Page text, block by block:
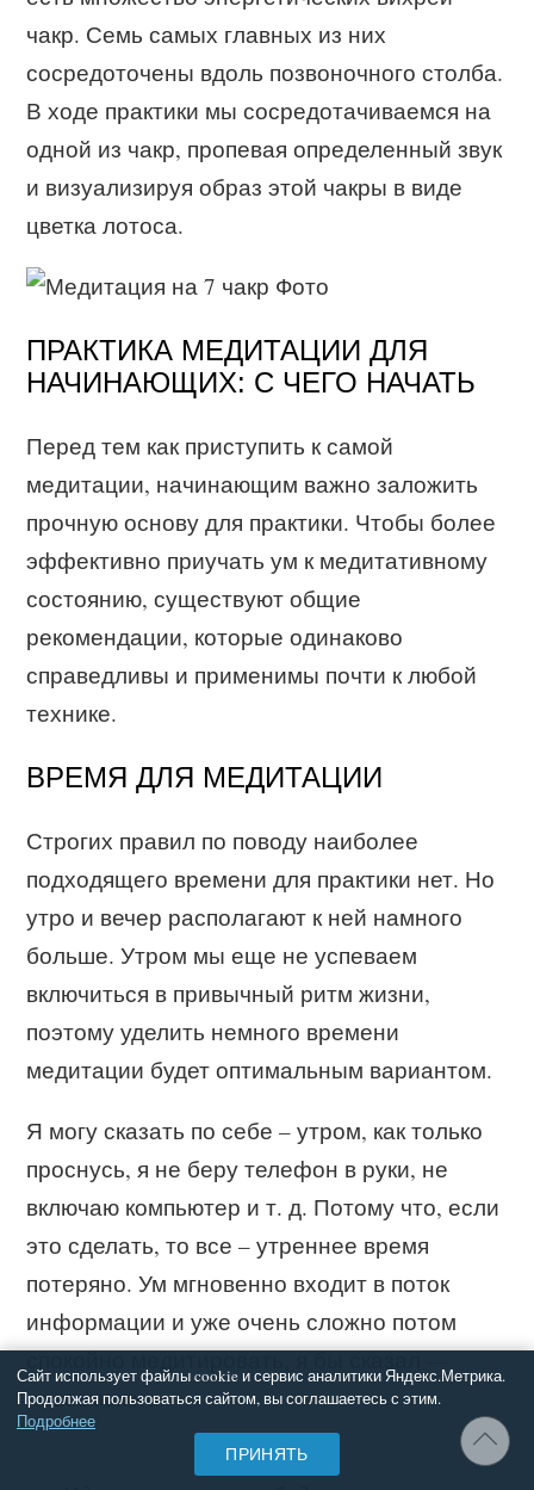
чакр. Семь самых главных из них
сосредоточены вдоль позвоночного столба.
В ходе практики мы сосредотачиваемся на
одной из чакр, пропевая определенный звук
и визуализируя образ этой чакры в виде
цветка лотоса.
ПРАКТИКА МЕДИТАЦИИ ДЛЯ
НАЧИНАЮЩИХ: С ЧЕГО НАЧАТЬ
Перед тем как приступить к самой
медитации, начинающим важно заложить
прочную основу для практики. Чтобы более
эффективно приучать ум к медитативному
состоянию, существуют общие
рекомендации, которые одинаково
справедливы и применимы почти к любой
технике.
ВРЕМЯ ДЛЯ МЕДИТАЦИИ
Строгих правил по поводу наиболее
подходящего времени для практики нет. Но
утро и вечер располагают к ней намного
больше. Утром мы еще не успеваем
включиться в привычный ритм жизни,
поэтому уделить немного времени
медитации будет оптимальным вариантом.
Я могу сказать по себе – утром, как только
проснусь, я не беру телефон в руки, не
включаю компьютер и т. д. Потому что, если
это сделать, то все – утреннее время
потеряно. Ум мгновенно входит в поток
информации и уже очень сложно потом
спокойно медитировать, я бы сказал —
невозможно.
Сайт использует файлы cookie и сервис аналитики Яндекс.Метрика.
Продолжая пользоваться сайтом, вы соглашаетесь с этим.
Подробнее
ПРИНЯТЬ